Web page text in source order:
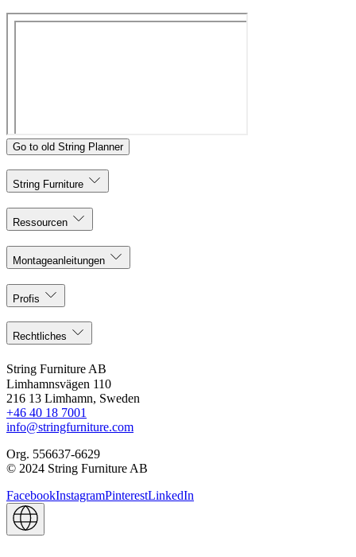
Go to old String Planner
String Furniture
Ressourcen
Montageanleitungen
Profis
Rechtliches
String Furniture AB
Limhamnsvägen 110
216 13 Limhamn, Sweden
+46 40 18 7001
info@stringfurniture.com
Org. 556637-6629
© 2024 String Furniture AB
FacebookInstagramPinterestLinkedIn